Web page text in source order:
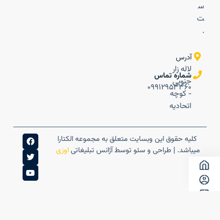
س
ت
.
آدرس
لاله زار
جنوبی
- کوچه
اتحادیه
شماره تماس
۰۹۹۱۲۹۵۳۳۶۰
کلیه حقوق این وبسایت متعلق به مجموعه الکتارا
میباشد. | طراحی و سئو توسط آژانس تبلیغاتیاوزی